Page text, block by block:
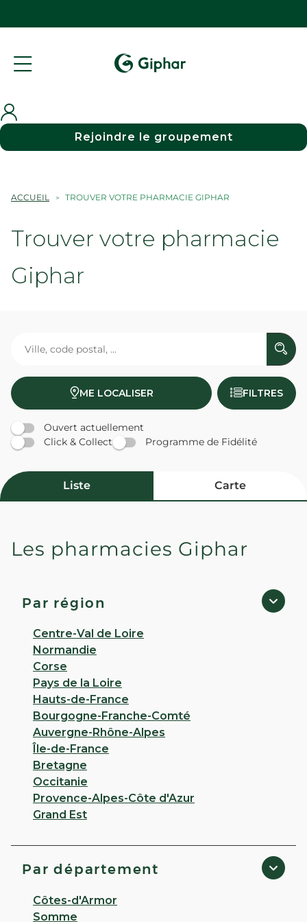
Rejoindre le groupement
ACCUEIL TROUVER VOTRE PHARMACIE GIPHAR
Trouver votre pharmacie
Giphar
ME LOCALISER FILTRES
Ouvert actuellement
Click & Collect
Programme de Fidélité
Liste Carte
PHARMACIE ODEON - Paris 06
97 BOULEVARD ST GERMAIN 75006 Paris
PLUS D'INFO
CHOISIR CETTE PHARMACIE
Coopérative Giphar
· Ouvre le 10 août à 09:00
38 bis rue du fer à Moulin 75005 Paris
PLUS D'INFO
Les pharmacies Giphar
Par région
Centre-Val de Loire
Normandie
Corse
Pays de la Loire
Hauts-de-France
Bourgogne-Franche-Comté
Auvergne-Rhône-Alpes
Île-de-France
Bretagne
Occitanie
Provence-Alpes-Côte d'Azur
Grand Est
Par département
Côtes-d'Armor
Somme